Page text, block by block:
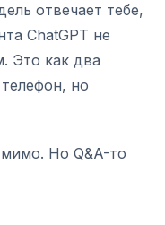
отвечает тебе,
ChatGPT не
Это как два
но
Но Q&A-то